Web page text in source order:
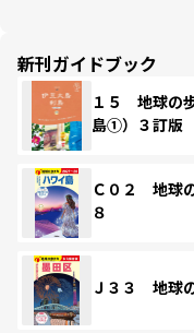
新刊ガイドブック
１５ 地球の
島①）３訂版
Ｃ０２ 地球
８
Ｊ３３ 地球